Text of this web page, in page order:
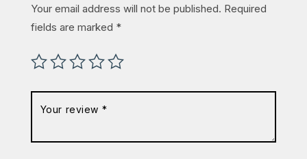
Your email address will not be published. Required
fields are marked *